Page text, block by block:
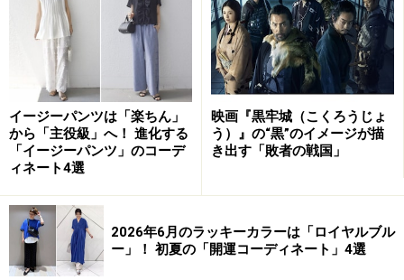
るいネイビー、オフホワイト、ベビーピンクなど、爽や
かで涼しげな色が得意です。下記のポイントをおさえる
と、色の選択肢が増え、おしゃれの幅が広がります。
白……黄みがかっていない柔らかな印象のオフホワイ
ト
ベージュ……スモーキーなローズベージュ
ン
グレー……明るめのブルーグレーなど、スモーキーな
グレーはよく似合う
イージーパンツは「楽ちん」
から「主役級」へ！ 進化する
「イージーパンツ」のコーデ
ィネート4選
映画『黒牢城（こくろうじょ
う）』の“黒”のイメージが描
き出す「敗者の戦国」
2026年6月のラッキーカラーは「ロイヤルブル
ー」！ 初夏の「開運コーディネート」4選